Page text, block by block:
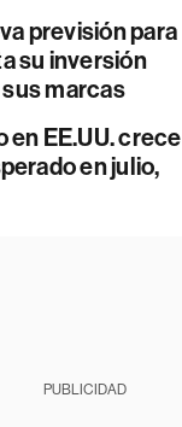
previsión para
su inversión
marcas
en EE.UU. crece
en julio,
PUBLICIDAD